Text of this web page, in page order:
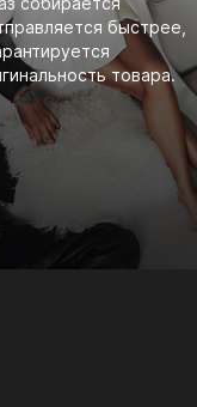
быстрее,
товара.